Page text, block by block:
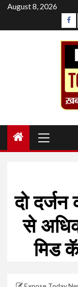
Skip
content
August 8, 2026
Menu
दो
से
मिड